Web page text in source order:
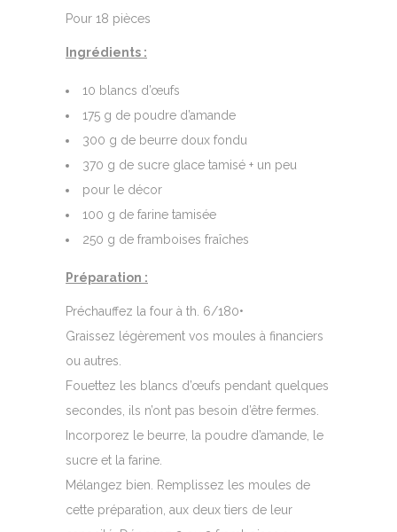
Pour 18 pièces
Ingrédients :
10 blancs d’œufs
175 g de poudre d’amande
300 g de beurre doux fondu
370 g de sucre glace tamisé + un peu
pour le décor
100 g de farine tamisée
250 g de framboises fraîches
Préparation :
Préchauffez la four à th. 6/180•
Graissez légèrement vos moules à financiers
ou autres.
Fouettez les blancs d’œufs pendant quelques
secondes, ils n’ont pas besoin d’être fermes.
Incorporez le beurre, la poudre d’amande, le
sucre et la farine.
Mélangez bien. Remplissez les moules de
cette préparation, aux deux tiers de leur